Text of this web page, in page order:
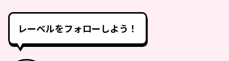
レーベルをフォローしよう！